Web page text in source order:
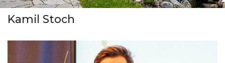
Kamil Stoch